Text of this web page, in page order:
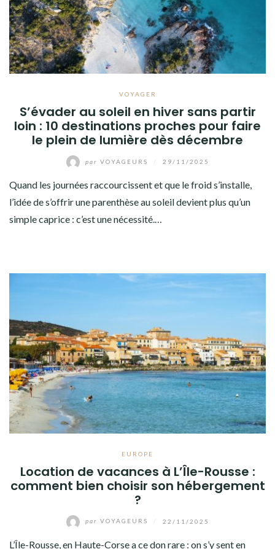
VOYAGER
S’évader au soleil en hiver sans partir
loin : 10 destinations proches pour faire
le plein de lumière dès décembre
par VOYAGEURS 29/11/2025
Quand les journées raccourcissent et que le froid s’installe,
l’idée de s’offrir une parenthèse au soleil devient plus qu’un
simple caprice : c’est une nécessité.…
EUROPE
Location de vacances à L’Île-Rousse :
comment bien choisir son hébergement
?
par VOYAGEURS 22/11/2025
L’Île-Rousse, en Haute-Corse a ce don rare : on s’y sent en